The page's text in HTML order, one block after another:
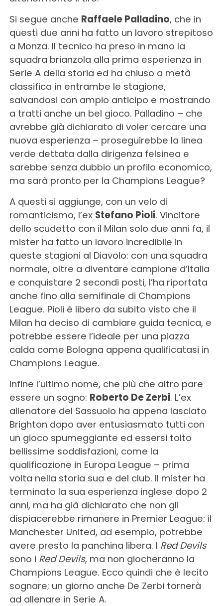
Si segue anche Raffaele Palladino, che in
questi due anni ha fatto un lavoro strepitoso
a Monza. Il tecnico ha preso in mano la
squadra brianzola alla prima esperienza in
Serie A della storia ed ha chiuso a metà
classifica in entrambe le stagione,
salvandosi con ampio anticipo e mostrando
a tratti anche un bel gioco. Palladino – che
avrebbe già dichiarato di voler cercare una
nuova esperienza – proseguirebbe la linea
verde dettata dalla dirigenza felsinea e
sarebbe senza dubbio un profilo economico,
ma sarà pronto per la Champions League?
A questi si aggiunge, con un velo di
romanticismo, l’ex Stefano Pioli. Vincitore
dello scudetto con il Milan solo due anni fa, il
mister ha fatto un lavoro incredibile in
queste stagioni al Diavolo: con una squadra
normale, oltre a diventare campione d’Italia
e conquistare 2 secondi posti, l’ha riportata
anche fino alla semifinale di Champions
League. Pioli è libero da subito visto che il
Milan ha deciso di cambiare guida tecnica, e
potrebbe essere l’ideale per una piazza
calda come Bologna appena qualificatasi in
Champions League.
Infine l’ultimo nome, che più che altro pare
essere un sogno: Roberto De Zerbi. L’ex
allenatore del Sassuolo ha appena lasciato
Brighton dopo aver entusiasmato tutti con
un gioco spumeggiante ed essersi tolto
bellissime soddisfazioni, come la
qualificazione in Europa League – prima
volta nella storia sua e del club. Il mister ha
terminato la sua esperienza inglese dopo 2
anni, ma ha già dichiarato che non gli
dispiacerebbe rimanere in Premier League: il
Manchester United, ad esempio, potrebbe
avere presto la panchina libera. I Red Devils
sono i Red Devils, ma non giocheranno la
Champions League. Ecco quindi che è lecito
sognare; un giorno anche De Zerbi tornerà
ad allenare in Serie A.